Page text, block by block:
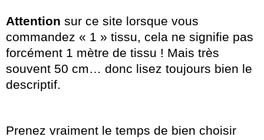
Attention sur ce site lorsque vous
commandez « 1 » tissu, cela ne signifie pas
forcément 1 mètre de tissu ! Mais très
souvent 50 cm… donc lisez toujours bien le
descriptif.
Prenez vraiment le temps de bien choisir